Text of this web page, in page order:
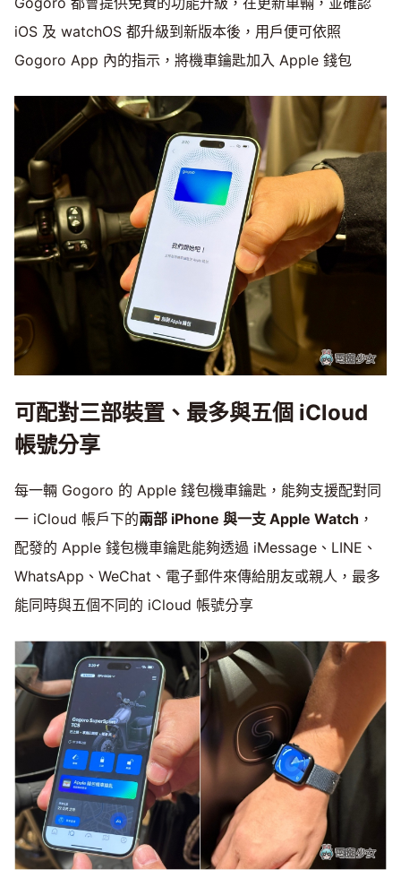
iOS 及 watchOS 都升級到新版本後，用戶便可依照
Gogoro App 內的指示，將機車鑰匙加入 Apple 錢包
可配對三部裝置、最多與五個 iCloud
帳號分享
每一輛 Gogoro 的 Apple 錢包機車鑰匙，能夠支援配對同
一 iCloud 帳戶下的兩部 iPhone 與一支 Apple Watch ，
配發的 Apple 錢包機車鑰匙能夠透過 iMessage、LINE、
WhatsApp、WeChat、電子郵件來傳給朋友或親人，最多
能同時與五個不同的 iCloud 帳號分享